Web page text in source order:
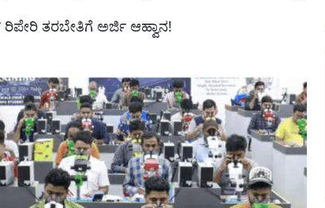
ತರಬೇತಿಗೆ ಅರ್ಜಿ ಆಹ್ವಾನ!